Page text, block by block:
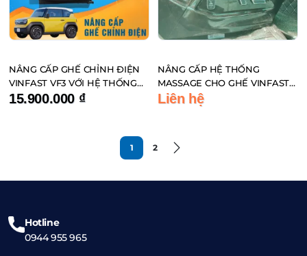
NÂNG CẤP GHẾ CHỈNH ĐIỆN
VINFAST VF3 VỚI HỆ THỐNG
MỘT CHẠM
15.900.000 ₫
Sản
Các
tùy
NÂNG CẤP HỆ THỐNG
MASSAGE CHO GHẾ VINFAST
VF3
Liên hệ
1 2
Hotline
0944 955 965